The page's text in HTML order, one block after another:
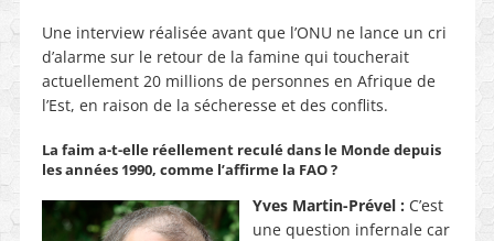
Une interview réalisée avant que l’ONU ne lance un cri
d’alarme sur le retour de la famine qui toucherait
actuellement 20 millions de personnes en Afrique de
l’Est, en raison de la sécheresse et des conflits.
La faim a-t-elle réellement reculé dans le Monde depuis
les années 1990, comme l’affirme la FAO ?
Yves Martin-Prével : C’est
une question infernale car